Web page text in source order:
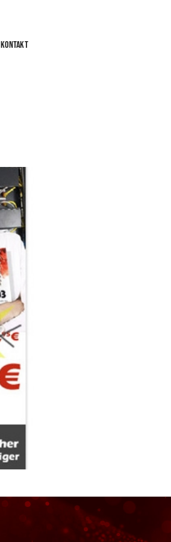
Kontakt